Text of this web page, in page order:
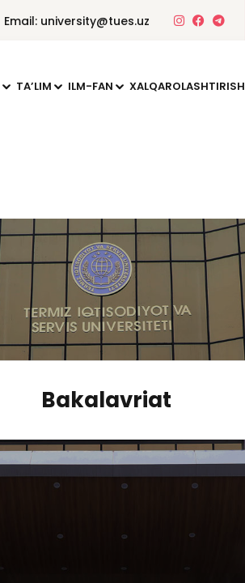
Email: university@tues.uz
TAʼLIM ILM-FAN XALQAROLASHTIRISH
Bakalavriat